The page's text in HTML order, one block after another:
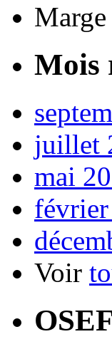
Mois
juillet
mai
Voir